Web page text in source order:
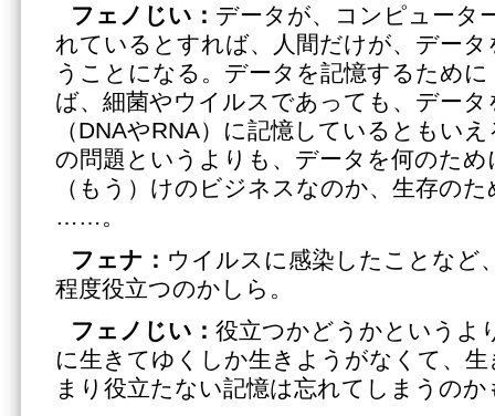
フェノじい： データが、コンピュータ
れているとすれば、人間だけが、デー
うことになる。データを記憶するため
ば、細菌やウイルスであっても、データ
（DNAやRNA）に記憶しているともい
の問題というよりも、データを何のため
（もう）けのビジネスなのか、生存の
……。
フェナ： ウイルスに感染したことなど
程度役立つのかしら。
フェノじい： 役立つかどうかというよ
に生きてゆくしか生きようがなくて、
まり役立たない記憶は忘れてしまうの